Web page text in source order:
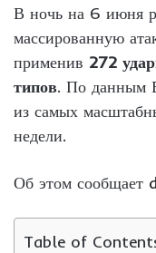
В ночь на 6 июня
массированную
применив 272
типов. По данным
из самых
недели.
Об этом сообщает
Table of